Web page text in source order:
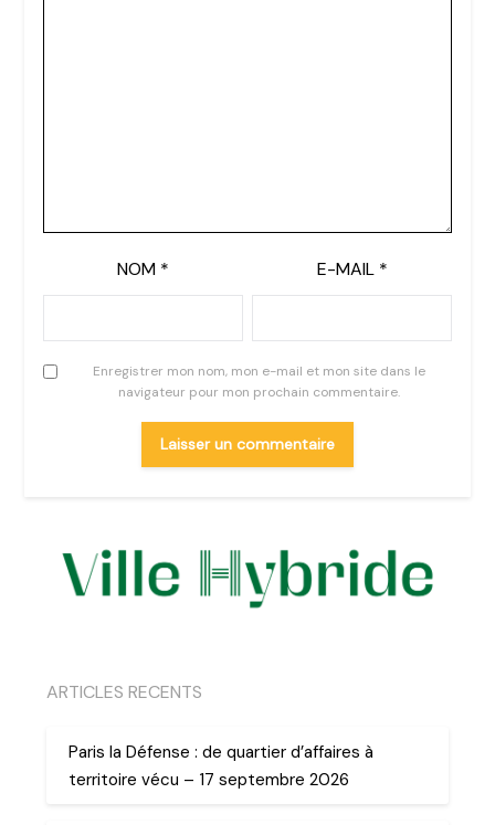
NOM * E-MAIL *
Enregistrer mon nom, mon e-mail et mon site dans le
navigateur pour mon prochain commentaire.
ARTICLES RECENTS
Paris la Défense : de quartier d’affaires à
territoire vécu – 17 septembre 2026